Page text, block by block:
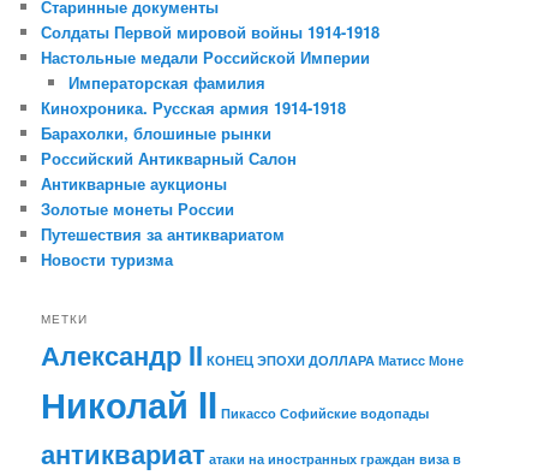
Старинные документы
Солдаты Первой мировой войны 1914-1918
Настольные медали Российской Империи
Императорская фамилия
Кинохроника. Русская армия 1914-1918
Барахолки, блошиные рынки
Российский Антикварный Салон
Антикварные аукционы
Золотые монеты России
Путешествия за антиквариатом
Новости туризма
МЕТКИ
Александр II КОНЕЦ ЭПОХИ ДОЛЛАРА Матисс Моне
Николай II Пикассо Софийские водопады
антиквариат атаки на иностранных граждан виза в